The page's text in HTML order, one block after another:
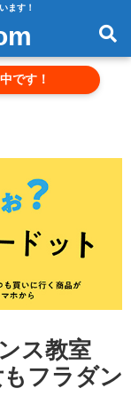
ます！
です！
ス教室
フラダン